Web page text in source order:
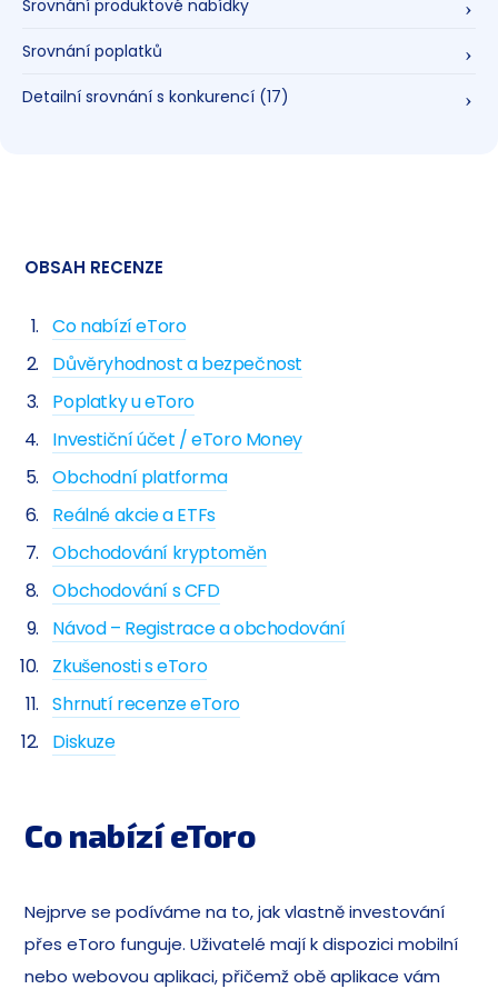
Srovnání produktové nabídky
Srovnání poplatků
Detailní srovnání s konkurencí (17)
OBSAH RECENZE
Co nabízí eToro
Důvěryhodnost a bezpečnost
Poplatky u eToro
Investiční účet / eToro Money
Obchodní platforma
Reálné akcie a ETFs
Obchodování kryptoměn
Obchodování s CFD
Návod – Registrace a obchodování
Zkušenosti s eToro
Shrnutí recenze eToro
Diskuze
Co nabízí eToro
Nejprve se podíváme na to, jak vlastně investování
přes eToro funguje. Uživatelé mají k dispozici mobilní
nebo webovou aplikaci, přičemž obě aplikace vám